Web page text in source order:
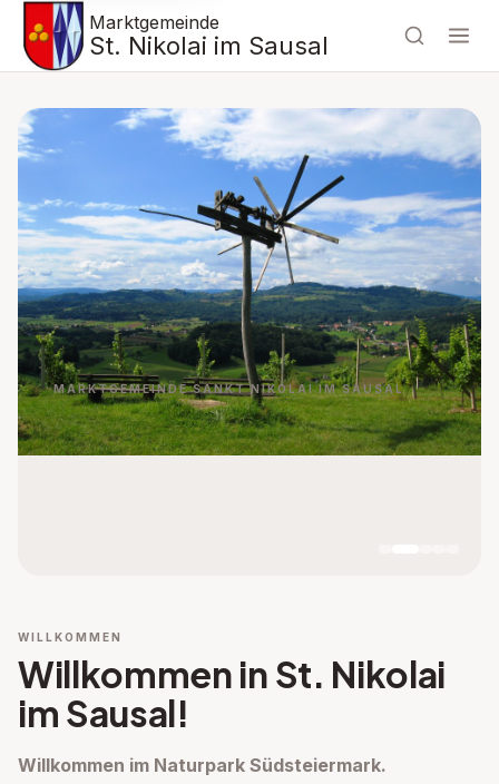
Marktgemeinde
St. Nikolai im Sausal
MARKTGEMEINDE SANKT NIKOLAI IM SAUSAL
WILLKOMMEN
Willkommen in St. Nikolai
im Sausal!
Willkommen im Naturpark Südsteiermark.